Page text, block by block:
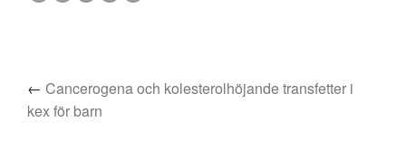
← Cancerogena och kolesterolhöjande transfetter i
kex för barn